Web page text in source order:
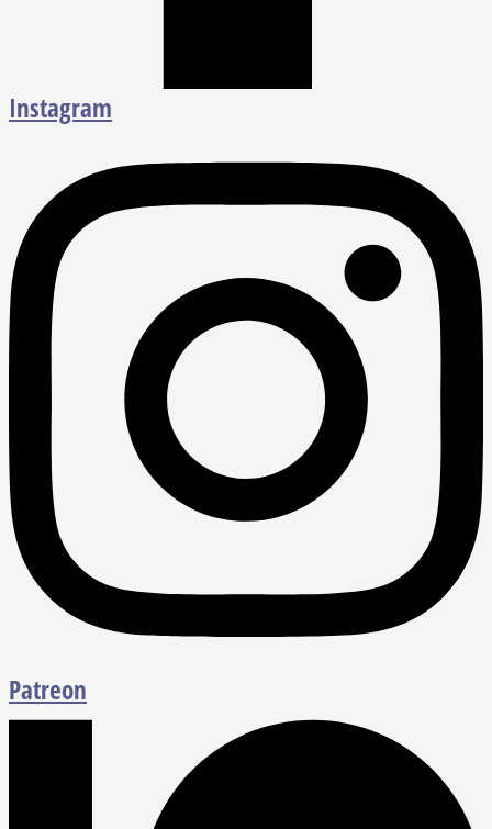
Instagram
Patreon